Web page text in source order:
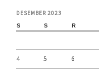
DESEMBER 2023
S S R
4 5 6